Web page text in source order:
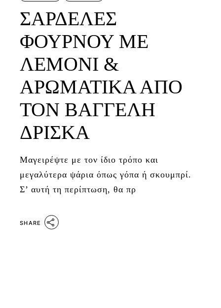
ΣΑΡΔΕΛΕΣ
ΦΟΥΡΝΟΥ ΜΕ
ΛΕΜΟΝΙ &
ΑΡΩΜΑΤΙΚΑ ΑΠΟ
ΤΟΝ ΒΑΓΓΕΛΗ
ΔΡΙΣΚΑ
Μαγειρέψτε με τον ίδιο τρόπο και
μεγαλύτερα ψάρια όπως γόπα ή σκουμπρί.
Σ’ αυτή τη περίπτωση, θα πρ
SHARE